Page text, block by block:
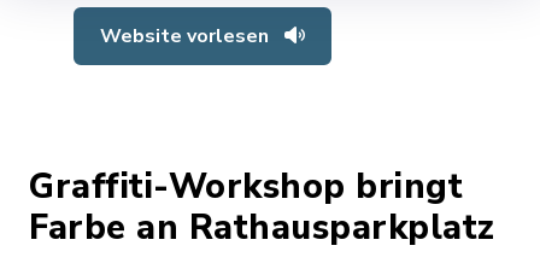
Website vorlesen
Graffiti-Workshop bringt
Farbe an Rathausparkplatz